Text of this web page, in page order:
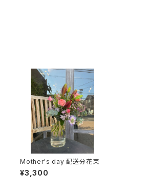
Mother's day 配送分花束
¥3,300